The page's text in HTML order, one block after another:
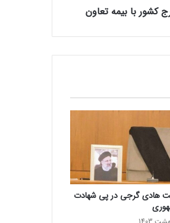
کشور با بیمه تعاون
هادی گرجی در پی شهادت